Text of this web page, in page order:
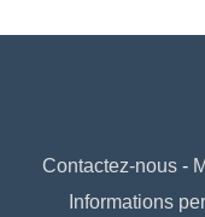
Contactez-nous-
Informations